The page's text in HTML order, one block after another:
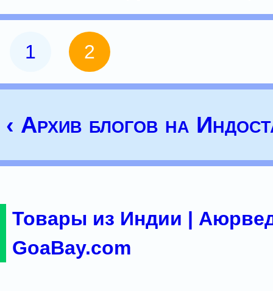
1 2
‹ Архив блогов на
Товары из Индии |
GoaBay.com